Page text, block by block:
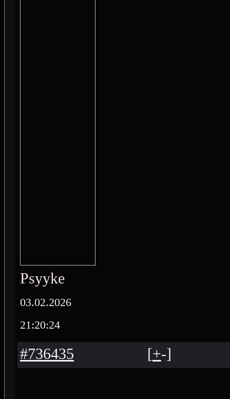
Psyyke
03.02.2026
21:20:24
#736435 [+-]